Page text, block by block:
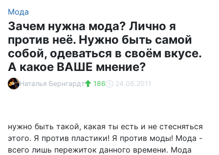
Мода
Зачем нужна мода? Лично я
против неё. Нужно быть самой
собой, одеваться в своём вкусе.
А какое ВАШЕ мнение?
Наталья Бернгардт 186 24.06.2011
нужно быть такой, какая ты есть и не стесняться
этого. Я против пластики! Я против моды! Мода -
всего лишь пережиток данного времени. Мода